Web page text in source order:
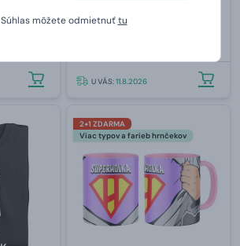
Súhlas môžete odmietnuťtu
"Evolution of Father"
U VÁS:11.8.2026
2+1 ZDARMA
Viac typov a farieb hrnčekov